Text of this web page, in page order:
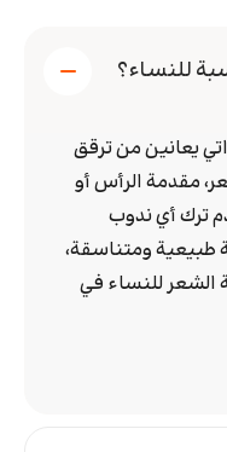
يعانين من ترقق
مقدمة الرأس أو
ترك أي ندوب
طبيعية ومتناسقة،
الشعر للنساء في